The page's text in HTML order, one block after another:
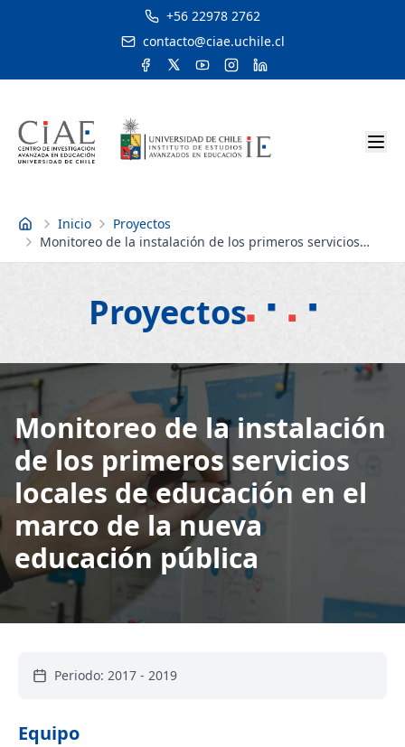
+56 22978 2762
contacto@ciae.uchile.cl
Inicio Inicio
Proyectos
Monitoreo de la instalación de los primeros servicios
locales de educación en el marco de la nueva educación
Proyectos
Monitoreo de la instalación
de los primeros servicios
locales de educación en el
marco de la nueva
educación pública
Periodo: 2017 - 2019
Equipo